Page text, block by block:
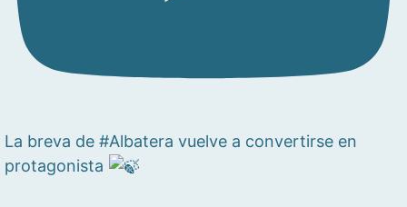
La breva de #Albatera vuelve a convertirse en
protagonista